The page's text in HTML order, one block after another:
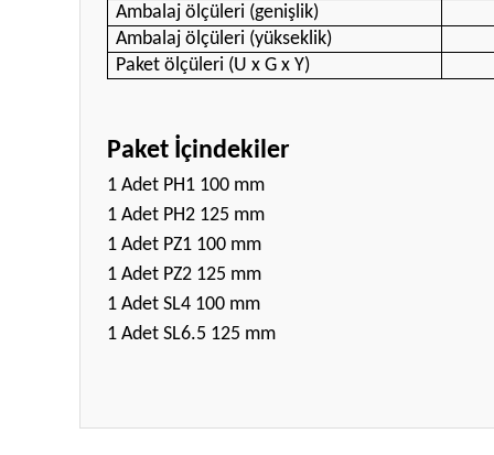
Ambalaj ölçüleri (genişlik)
Ambalaj ölçüleri (yükseklik)
Paket ölçüleri (U x G x Y)
Paket İçindekiler
1 Adet PH1 100 mm
1 Adet PH2 125 mm
1 Adet PZ1 100 mm
1 Adet PZ2 125 mm
1 Adet SL4 100 mm
1 Adet SL6.5 125 mm